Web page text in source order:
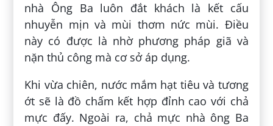
nhà Ông Ba luôn đắt khách là kết cấu
nhuyễn mịn và mùi thơm nức mùi. Điều
này có được là nhờ phương pháp giã và
nặn thủ công mà cơ sở áp dụng.
Khi vừa chiên, nước mắm hạt tiêu và tương
ớt sẽ là đồ chấm kết hợp đỉnh cao với chả
mực đấy. Ngoài ra, chả mực nhà ông Ba